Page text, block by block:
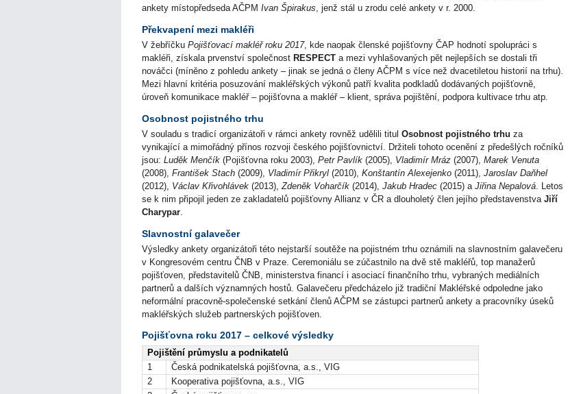
ankety místopředseda AČPM Ivan Špirakus, jenž stál u zrodu celé ankety v r. 2000.
Překvapení mezi makléři
V žebříčku Pojišťovací makléř roku 2017, kde naopak členské pojišťovny ČAP hodnotí spolupráci s
makléři, získala prvenství společnost RESPECT a mezi vyhlašovaných pět nejlepších se dostali tři
nováčci (míněno z pohledu ankety – jinak se jedná o členy AČPM s více než dvacetiletou historií na trhu).
Mezi hlavní kritéria posuzování makléřských výkonů patří kvalita podkladů dodávaných pojišťovně,
úroveň komunikace makléř – pojišťovna a makléř – klient, správa pojištění, podpora kultivace trhu atp.
Osobnost pojistného trhu
V souladu s tradicí organizátoři v rámci ankety rovněž udělili titul Osobnost pojistného trhu za
vynikající a mimořádný přínos rozvoji českého pojišťovnictví. Držiteli tohoto ocenění z předešlých ročníků
jsou: Luděk Menčík (Pojišťovna roku 2003), Petr Pavlík (2005), Vladimír Mráz (2007), Marek Venuta
(2008), František Stach (2009), Vladimír Přikryl (2010), Konštantín Alexejenko (2011), Jaroslav Daňhel
(2012), Václav Křivohlávek (2013),Zdeněk Voharčík (2014), Jakub Hradec (2015) a Jiřina Nepalová. Letos
se k nim připojil jeden ze zakladatelů pojišťovny Allianz v ČR a dlouholetý člen jejího představenstva Jiří
Charypar.
Slavnostní galavečer
Výsledky ankety organizátoři této nejstarší soutěže na pojistném trhu oznámili na slavnostním galavečeru
v Kongresovém centru ČNB v Praze. Ceremoniálu se zúčastnilo na dvě stě makléřů, top manažerů
pojišťoven, představitelů ČNB, ministerstva financí i asociací finančního trhu, vybraných mediálních
partnerů a dalších významných hostů. Galavečeru předcházelo již tradiční Makléřské odpoledne jako
neformální pracovně-společenské setkání členů AČPM se zástupci partnerů ankety a pracovníky úseků
makléřských služeb partnerských pojišťoven.
Pojišťovna roku 2017 – celkové výsledky
Pojištění průmyslu a podnikatelů
1
Česká podnikatelská pojišťovna, a.s., VIG
2
Kooperativa pojišťovna, a.s., VIG